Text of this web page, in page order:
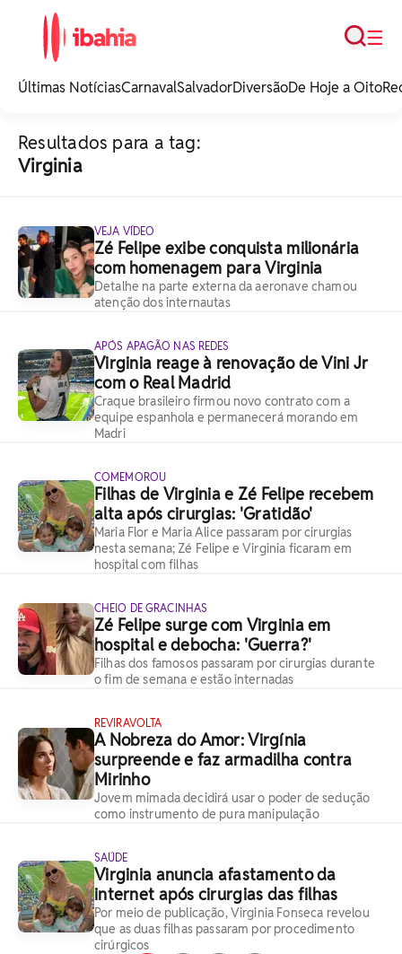
noticias e
☰
Busca
Últimas NotíciasCarnavalSalvadorDiversãoDe Hoje a Oito
Resultados para a tag:
Virginia
VEJA VÍDEO
Zé Felipe exibe conquista milionária
com homenagem para Virginia
Detalhe na parte externa da aeronave chamou
atenção dos internautas
APÓS APAGÃO NAS REDES
Virginia reage à renovação de Vini Jr
com o Real Madrid
Craque brasileiro firmou novo contrato com a
equipe espanhola e permanecerá morando em
Madri
COMEMOROU
Filhas de Virginia e Zé Felipe recebem
alta após cirurgias: 'Gratidão'
Maria Flor e Maria Alice passaram por cirurgias
nesta semana; Zé Felipe e Virginia ficaram em
hospital com filhas
CHEIO DE GRACINHAS
Zé Felipe surge com Virginia em
hospital e debocha: 'Guerra?'
Filhas dos famosos passaram por cirurgias durante
o fim de semana e estão internadas
REVIRAVOLTA
A Nobreza do Amor: Virgínia
surpreende e faz armadilha contra
Mirinho
Jovem mimada decidirá usar o poder de sedução
como instrumento de pura manipulação
SAÚDE
Virginia anuncia afastamento da
internet após cirurgias das filhas
Por meio de publicação, Virginia Fonseca revelou
que as duas filhas passaram por procedimento
cirúrgicos